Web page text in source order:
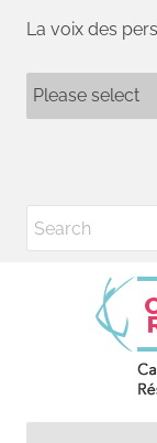
La voix des